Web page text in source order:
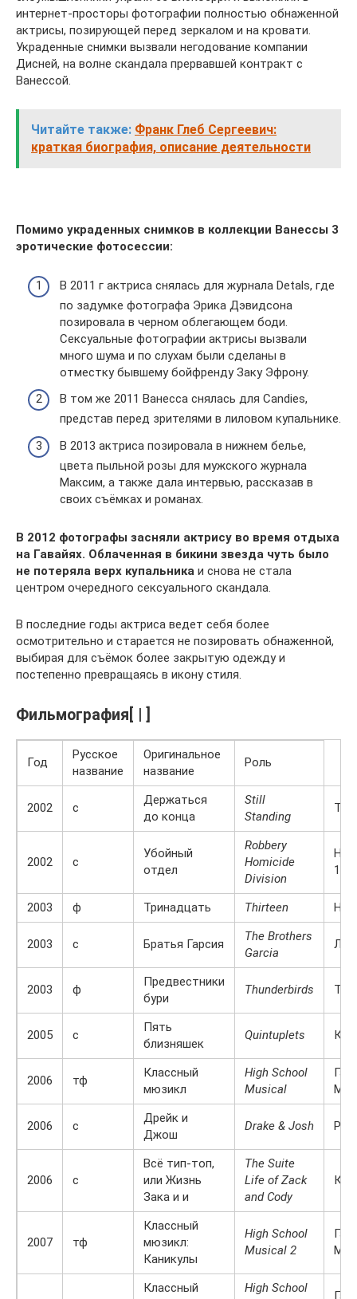
интернет-просторы фотографии полностью обнаженной
актрисы, позирующей перед зеркалом и на кровати.
Украденные снимки вызвали негодование компании
Дисней, на волне скандала прервавшей контракт с
Ванессой.
Читайте также: Франк Глеб Сергеевич:
краткая биография, описание деятельности
Помимо украденных снимков в коллекции Ванессы 3
эротические фотосессии:
В 2011 г актриса снялась для журнала Detals, где
по задумке фотографа Эрика Дэвидсона
позировала в черном облегающем боди.
Сексуальные фотографии актрисы вызвали
много шума и по слухам были сделаны в
отместку бывшему бойфренду Заку Эфрону.
В том же 2011 Ванесса снялась для Candies,
представ перед зрителями в лиловом купальнике.
В 2013 актриса позировала в нижнем белье,
цвета пыльной розы для мужского журнала
Максим, а также дала интервью, рассказав в
своих съёмках и романах.
В 2012 фотографы засняли актрису во время отдыха
на Гавайях. Облаченная в бикини звезда чуть было
не потеряла верх купальника и снова не стала
центром очередного сексуального скандала.
В последние годы актриса ведет себя более
осмотрительно и старается не позировать обнаженной,
выбирая для съёмок более закрытую одежду и
постепенно превращаясь в икону стиля.
Фильмография[ | ]
Год
Русское
название
Оригинальное
название
Роль
2002 с
Держаться
до конца
Still
Standing
2002 с
Убойный
отдел
Robbery
Homicide
Division
10
2003 ф Тринадцать Thirteen
2003 с Братья Гарсия
The Brothers
Garcia
2003 ф
Предвестники
бури
Thunderbirds
2005 с
Пять
близняшек
Quintuplets
2006 тф
Классный
мюзикл
High School
Musical
2006 с
Дрейк и
Джош
Drake & Josh
2006 с
Всё тип-топ,
или Жизнь
Зака и и
The Suite
Life of Zack
and Cody
2007 тф
Классный
мюзикл:
Каникулы
High School
Musical 2
Классный
High School